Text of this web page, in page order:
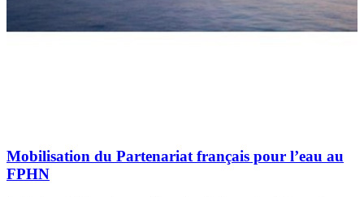
Mobilisation du Partenariat français pour l’eau au
FPHN